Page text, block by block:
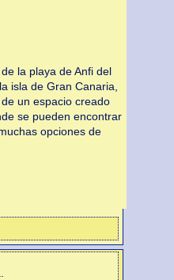
la playa de Anfi del
isla de Gran Canaria,
un espacio creado
se pueden encontrar
opciones de